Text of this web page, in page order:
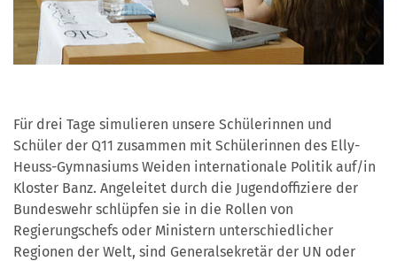
Für drei Tage simulieren unsere Schülerinnen und
Schüler der Q11 zusammen mit Schülerinnen des Elly-
Heuss-Gymnasiums Weiden internationale Politik auf/in
Kloster Banz. Angeleitet durch die Jugendoffiziere der
Bundeswehr schlüpfen sie in die Rollen von
Regierungschefs oder Ministern unterschiedlicher
Regionen der Welt, sind Generalsekretär der UN oder